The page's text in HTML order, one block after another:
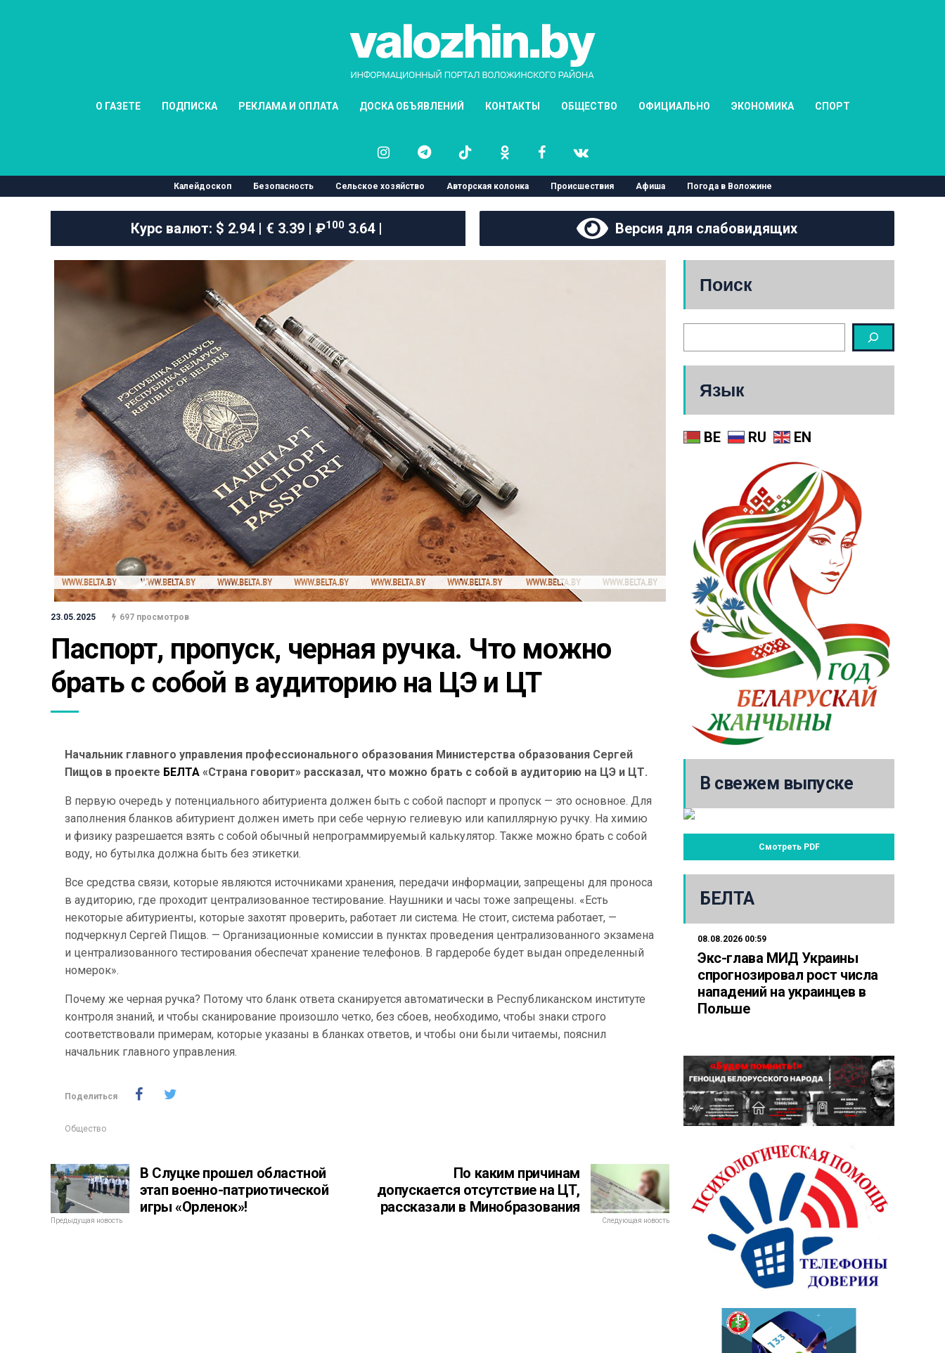
О ГАЗЕТЕ ПОДПИСКА РЕКЛАМА И ОПЛАТА ДОСКА ОБЪЯВЛЕНИЙ КОНТАКТЫ ОБЩЕСТВО ОФИЦИАЛЬНО ЭКОНОМИКА СПОРТ
Калейдоскоп Безопасность Сельское хозяйство Авторская колонка Происшествия Афиша Погода в Воложине
Курс валют: $ 2.94 | € 3.39 | ₽1003.64 | Версия для слабовидящих
23.05.2025 697 просмотров
Паспорт, пропуск, черная ручка. Что можно
брать с собой в аудиторию на ЦЭ и ЦТ
Начальник главного управления профессионального образования Министерства образования Сергей
Пищов в проекте БЕЛТА «Страна говорит» рассказал, что можно брать с собой в аудиторию на ЦЭ и ЦТ.
В первую очередь у потенциального абитуриента должен быть с собой паспорт и пропуск — это основное. Для
заполнения бланков абитуриент должен иметь при себе черную гелиевую или капиллярную ручку. На химию
и физику разрешается взять с собой обычный непрограммируемый калькулятор. Также можно брать с собой
воду, но бутылка должна быть без этикетки.
Все средства связи, которые являются источниками хранения, передачи информации, запрещены для проноса
в аудиторию, где проходит централизованное тестирование. Наушники и часы тоже запрещены. «Есть
некоторые абитуриенты, которые захотят проверить, работает ли система. Не стоит, система работает, —
подчеркнул Сергей Пищов. — Организационные комиссии в пунктах проведения централизованного экзамена
и централизованного тестирования обеспечат хранение телефонов. В гардеробе будет выдан определенный
номерок».
Почему же черная ручка? Потому что бланк ответа сканируется автоматически в Республиканском институте
контроля знаний, и чтобы сканирование произошло четко, без сбоев, необходимо, чтобы знаки строго
соответствовали примерам, которые указаны в бланках ответов, и чтобы они были читаемы, пояснил
начальник главного управления.
Поделиться
Общество
В Слуцке прошел областной
этап военно-патриотической
игры «Орленок»!
Предыдущая новость
По каким причинам
допускается отсутствие на ЦТ,
рассказали в Минобразования
Следующая новость
Поиск
Язык
BE RU EN
В свежем выпуске
Смотреть PDF
БЕЛТА
08.08.2026 00:59
Экс-глава МИД Украины
спрогнозировал рост числа
нападений на украинцев в
Польше